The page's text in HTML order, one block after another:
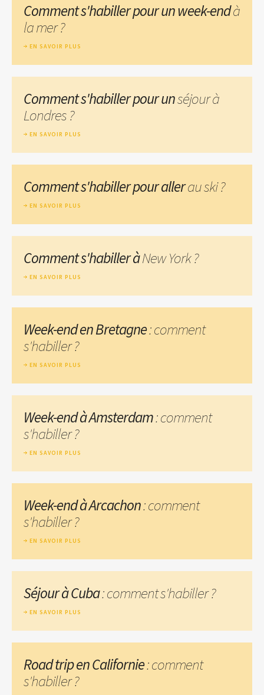
Comment s'habiller pour un week-endà
la mer ?
EN SAVOIR PLUS
Comment s'habiller pour unséjour à
Londres ?
EN SAVOIR PLUS
Comment s'habiller pour allerau ski ?
EN SAVOIR PLUS
Comment s'habiller àNew York ?
EN SAVOIR PLUS
Week-end en Bretagne: comment
s'habiller ?
EN SAVOIR PLUS
Week-end à Amsterdam: comment
s'habiller ?
EN SAVOIR PLUS
Week-end à Arcachon: comment
s'habiller ?
EN SAVOIR PLUS
Séjour à Cuba: comment s'habiller ?
EN SAVOIR PLUS
Road trip en Californie: comment
s'habiller ?